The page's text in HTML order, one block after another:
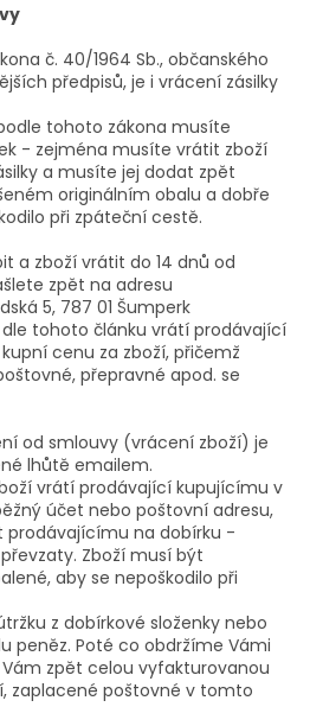
č. 40/1964 Sb., občanského
předpisů, je i vrácení zásilky
tohoto zákona musíte
- zejména musíte vrátit zboží
a musíte jej dodat zpět
originálním obalu a dobře
při zpáteční cestě.
a zboží vrátit do 14 dnů od
zpět na adresu
5, 787 01 Šumperk
tohoto článku vrátí prodávající
cenu za zboží, přičemž
přepravné apod. se
od smlouvy (vrácení zboží) je
lhůtě emailem.
vrátí prodávající kupujícímu v
účet nebo poštovní adresu,
prodávajícímu na dobírku -
Zboží musí být
aby se nepoškodilo při
z dobírkové složenky nebo
peněz. Poté co obdržíme Vámi
zpět celou vyfakturovanou
zaplacené poštovné v tomto